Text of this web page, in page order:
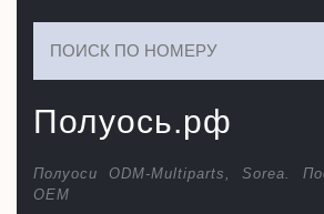
Полуось.рф
Полуоси ODM-Multiparts, Sorea.
ОЕМ